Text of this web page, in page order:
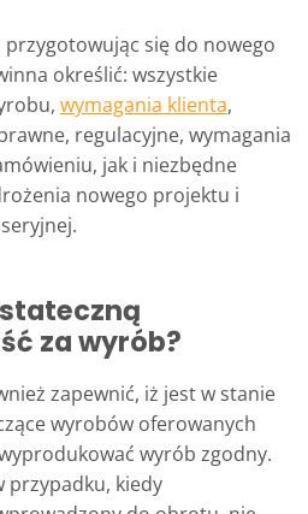
przygotowując się do nowego
określić: wszystkie
wymagania klienta,
regulacyjne, wymagania
jak i niezbędne
nowego projektu i
za wyrób?
zapewnić, iż jest w stanie
wyrobów oferowanych
wyrób zgodny.
przypadku, kiedy